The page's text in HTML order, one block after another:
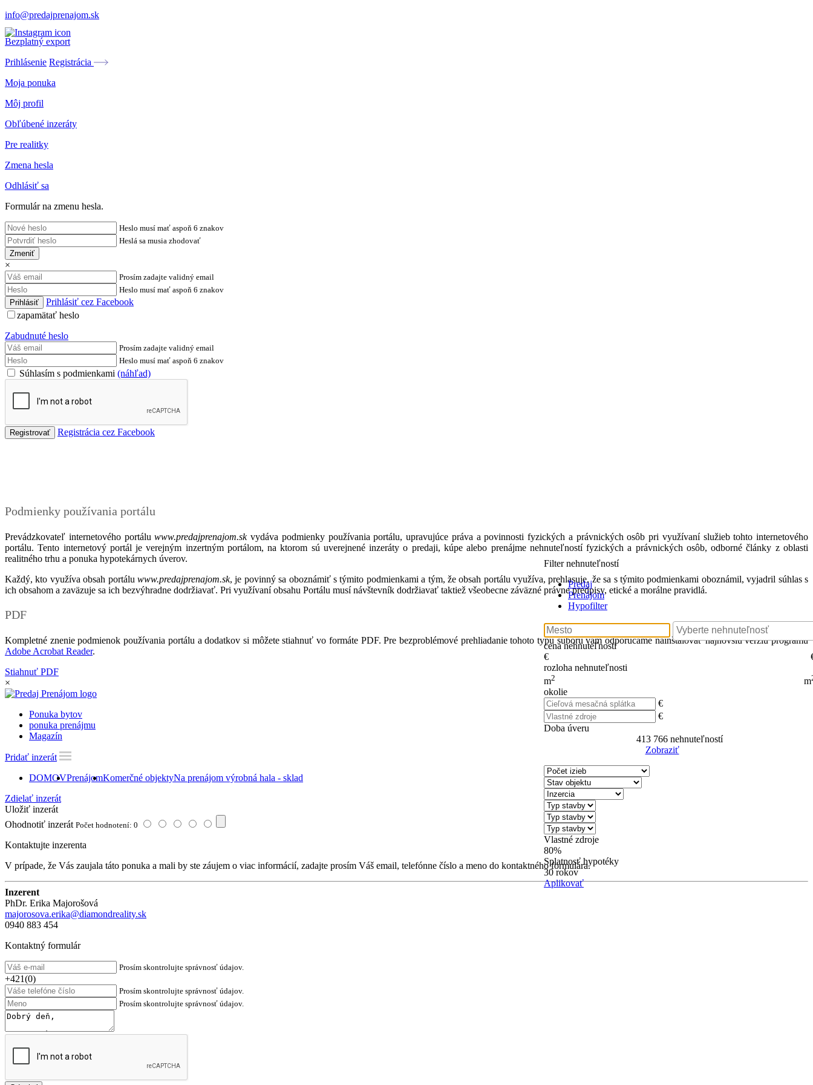
info@predajprenajom.sk
Bezplatný export
Prihlásenie Registrácia
Moja ponuka
Môj profil
Obľúbené inzeráty
Pre realitky
Zmena hesla
Odhlásiť sa
Formulár na zmenu hesla.
Heslo musí mať aspoň 6 znakov
Heslá sa musia zhodovať
Zmeniť
×
Prosím zadajte validný email
Heslo musí mať aspoň 6 znakov
Prihlásiť cez Facebook
zapamätať heslo
Zabudnuté heslo
Prosím zadajte validný email
Heslo musí mať aspoň 6 znakov
Súhlasím s podmienkami (náhľad)
Registrácia cez Facebook
Podmienky používania portálu
Prevádzkovateľ internetového portáluwww.predajprenajom.skvydáva podmienky používania portálu, upravujúce práva a povinnosti fyzických a právnických osôb pri využívaní služieb tohto internetového
portálu. Tento internetový portál je verejným inzertným portálom, na ktorom sú uverejnené inzeráty o predaji, kúpe alebo prenájme nehnuteľností fyzických a právnických osôb, odborné články z oblasti
realitného trhu a ponuka hypotekárnych úverov.
Každý, kto využíva obsah portálu www.predajprenajom.sk, je povinný sa oboznámiť s týmito podmienkami a tým, že obsah portálu využíva, prehlasuje, že sa s týmito podmienkami oboznámil, vyjadril súhlas s
ich obsahom a zaväzuje sa ich bezvýhradne dodržiavať. Pri využívaní obsahu Portálu musí návštevník dodržiavať taktiež všeobecne záväzné právne predpisy, etické a morálne pravidlá.
PDF
Kompletné znenie podmienok používania portálu a dodatkov si môžete stiahnuť vo formáte PDF. Pre bezproblémové prehliadanie tohoto typu súboru vám odporúčame nainštalovať najnovšiu verziu programu
Adobe Acrobat Reader.
Stiahnuť PDF
×
Ponuka bytov
ponuka prenájmu
Magazín
Pridať inzerát
DOMOVPrenájomKomerčné objektyNa prenájom výrobná hala - sklad
Filter nehnuteľností
Predaj
Prenájom
Hypofilter
cena nehnuteľnosti
€
rozloha nehnuteľnosti
m2 m
okolie
€
€
Doba úveru
413 766 nehnuteľností
Zobraziť
Vlastné zdroje
80%
Splatnosť hypotéky
30 rokov
Aplikovať
Zdielať inzerát
Uložiť inzerát
Ohodnotiť inzerát Počet hodnotení: 0
Kontaktujte inzerenta
V prípade, že Vás zaujala táto ponuka a mali by ste záujem o viac informácií, zadajte prosím Váš email, telefónne číslo a meno do kontaktného formulára.
Inzerent
PhDr. Erika Majorošová
majorosova.erika@diamondreality.sk
0940 883 454
Kontaktný formulár
Prosím skontrolujte správnosť údajov.
+421(0)
Prosím skontrolujte správnosť údajov.
Prosím skontrolujte správnosť údajov.